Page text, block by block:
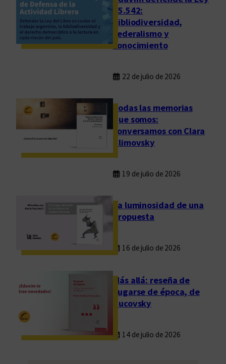
t
e
r
a
a
i
m
i
á
25.542:
bibliodiversidad,
federalismo y
conocimiento
22 de julio de 2026
Todas las memorias
que somos:
conversamos con Clara
Klimovsky
19 de julio de 2026
La luminosidad de una
propuesta
16 de julio de 2026
Más allá: reseña de
Fugarse de época, de
Rucovsky
14 de julio de 2026